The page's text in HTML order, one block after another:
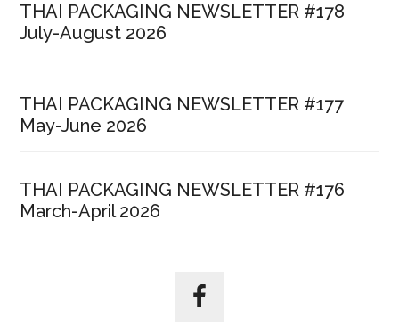
THAI PACKAGING NEWSLETTER #178
July-August 2026
THAI PACKAGING NEWSLETTER #177
May-June 2026
THAI PACKAGING NEWSLETTER #176
March-April 2026